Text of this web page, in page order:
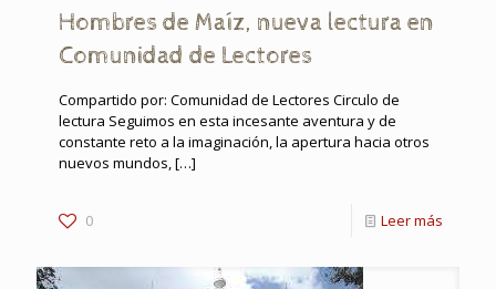
Hombres de Maíz, nueva lectura en
Comunidad de Lectores
Compartido por: Comunidad de Lectores Circulo de
lectura Seguimos en esta incesante aventura y de
constante reto a la imaginación, la apertura hacia otros
nuevos mundos,[…]
0 Leer más